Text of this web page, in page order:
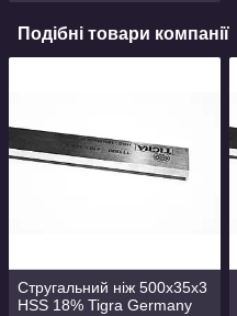
Подібні товари компанії
Стругальний ніж 500x35x3
HSS 18% Tigra Germany